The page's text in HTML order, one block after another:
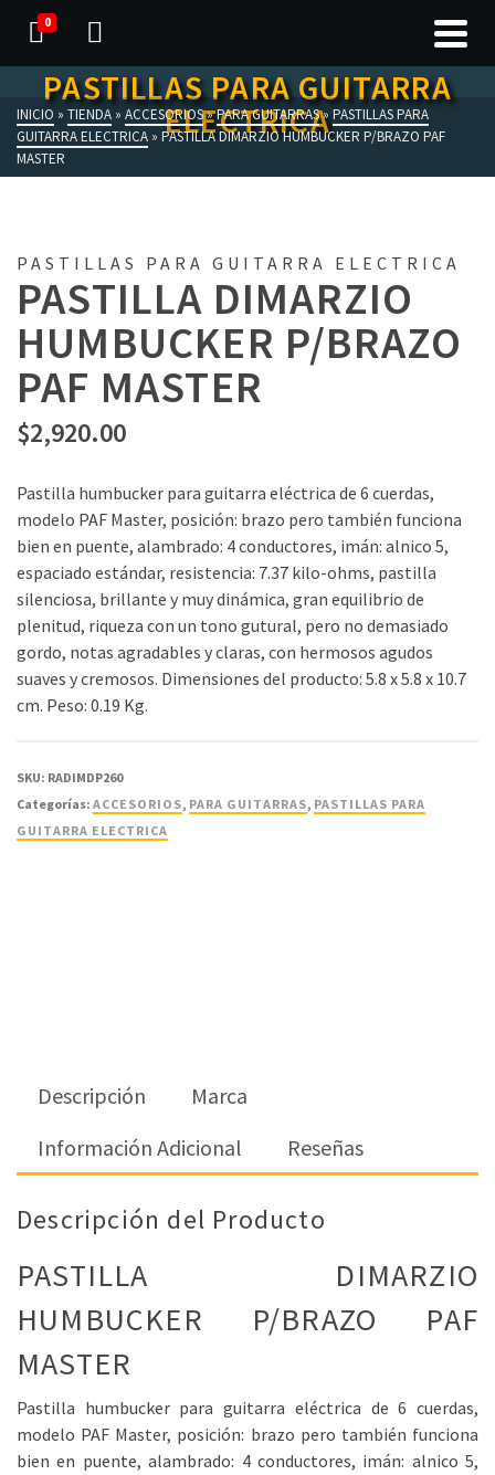
0
PASTILLAS PARA GUITARRA
ELECTRICA
INICIO » TIENDA » ACCESORIOS»PARA GUITARRAS» PASTILLAS PARA
GUITARRA ELECTRICA » PASTILLA DIMARZIO HUMBUCKER P/BRAZO PAF
MASTER
PASTILLAS PARA GUITARRA ELECTRICA
PASTILLA DIMARZIO
HUMBUCKER P/BRAZO
PAF MASTER
$2,920.00
Pastilla humbucker para guitarra eléctrica de 6 cuerdas,
modelo PAF Master, posición: brazo pero también funciona
bien en puente, alambrado: 4 conductores, imán: alnico 5,
espaciado estándar, resistencia: 7.37 kilo-ohms, pastilla
silenciosa, brillante y muy dinámica, gran equilibrio de
plenitud, riqueza con un tono gutural, pero no demasiado
gordo, notas agradables y claras, con hermosos agudos
suaves y cremosos. Dimensiones del producto: 5.8 x 5.8 x 10.7
cm. Peso: 0.19 Kg.
SKU: RADIMDP260
Categorías: ACCESORIOS, PARA GUITARRAS, PASTILLAS PARA
GUITARRA ELECTRICA
Descripción
Marca
Información Adicional
Reseñas
Descripción del Producto
PASTILLA DIMARZIO
HUMBUCKER P/BRAZO PAF
MASTER
Pastilla humbucker para guitarra eléctrica de 6 cuerdas,
modelo PAF Master, posición: brazo pero también funciona
bien en puente, alambrado: 4 conductores, imán: alnico 5,